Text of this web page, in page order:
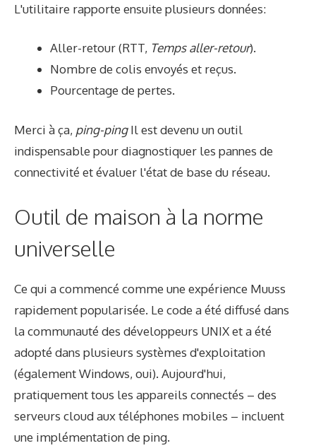
L'utilitaire rapporte ensuite plusieurs données:
Aller-retour (RTT, Temps aller-retour).
Nombre de colis envoyés et reçus.
Pourcentage de pertes.
Merci à ça, ping-pingIl est devenu un outil
indispensable pour diagnostiquer les pannes de
connectivité et évaluer l'état de base du réseau.
Outil de maison à la norme
universelle
Ce qui a commencé comme une expérience Muuss
rapidement popularisée. Le code a été diffusé dans
la communauté des développeurs UNIX et a été
adopté dans plusieurs systèmes d'exploitation
(également Windows, oui). Aujourd'hui,
pratiquement tous les appareils connectés – des
serveurs cloud aux téléphones mobiles – incluent
une implémentation de ping.